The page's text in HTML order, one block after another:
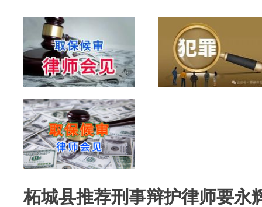
柘城县推荐刑事辩护律师要永